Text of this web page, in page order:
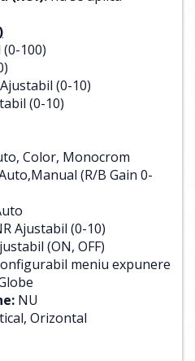
100)
Ajustabil (0-10)
(0-10)
Color, Monocrom
(R/B Gain 0-
Ajustabil (0-10)
(ON, OFF)
meniu expunere
NU
Orizontal